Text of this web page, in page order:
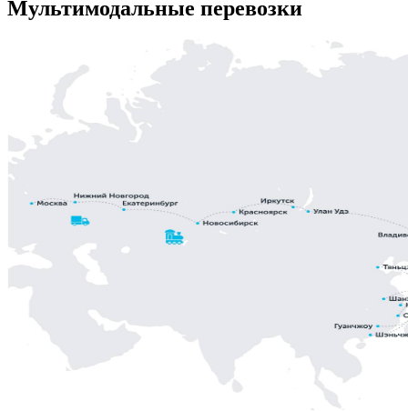
Мультимодальные перевозки